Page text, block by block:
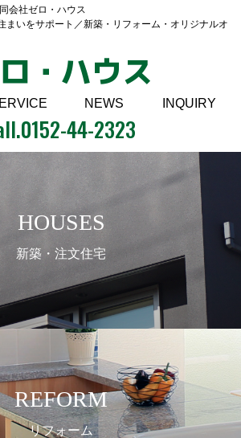
会社ゼロ・ハウス
まいをサポート／新築・リフォーム・オリジナルオ
・ハウス
NEWS INQUIRY
0152-44-2323
HOUSES
新築・注文住宅
REFORM
リフォーム